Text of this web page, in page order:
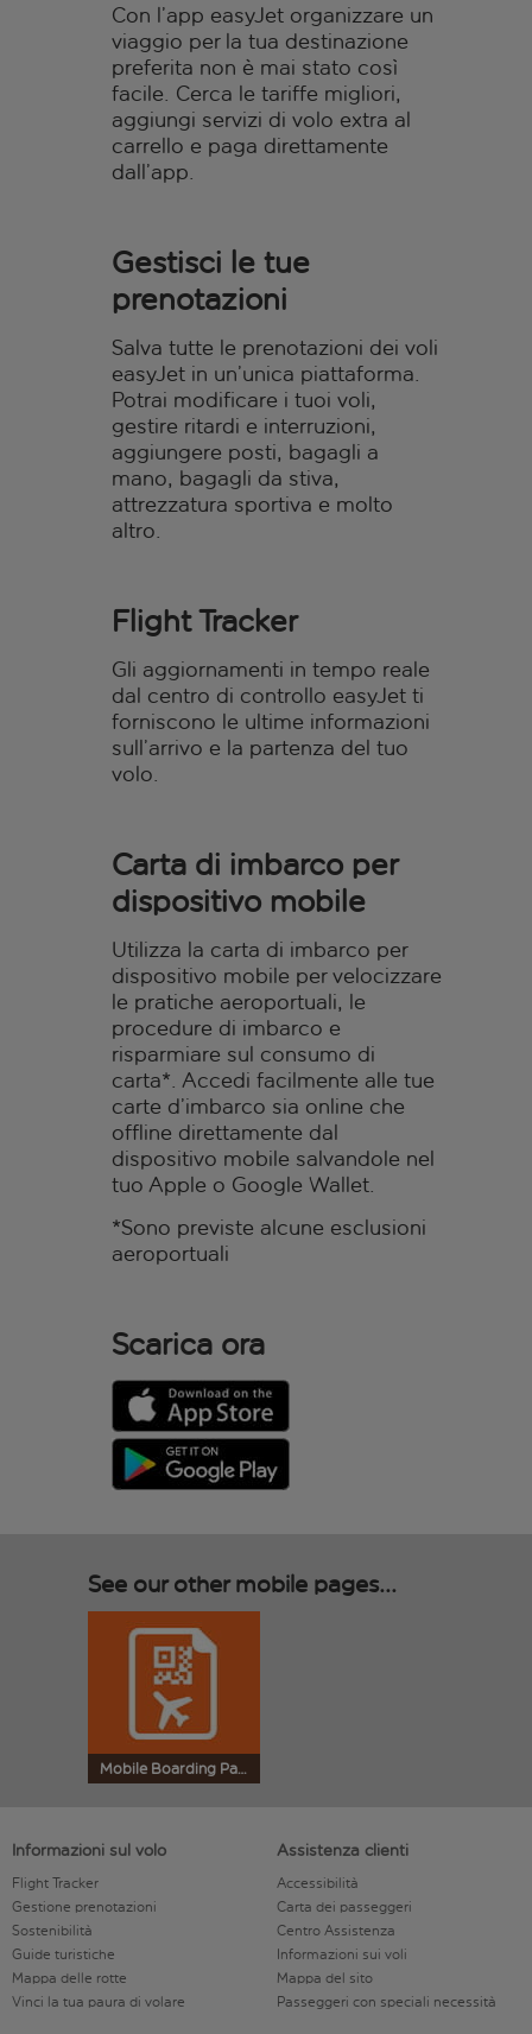
Con l’app easyJet organizzare un
viaggio per la tua destinazione
preferita non è mai stato così
facile. Cerca le tariffe migliori,
aggiungi servizi di volo extra al
carrello e paga direttamente
dall’app.
Gestisci le tue
prenotazioni
Salva tutte le prenotazioni dei voli
easyJet in un’unica piattaforma.
Potrai modificare i tuoi voli,
gestire ritardi e interruzioni,
aggiungere posti, bagagli a
mano, bagagli da stiva,
attrezzatura sportiva e molto
altro.
Flight Tracker
Gli aggiornamenti in tempo reale
dal centro di controllo easyJet ti
forniscono le ultime informazioni
sull’arrivo e la partenza del tuo
volo.
Carta di imbarco per
dispositivo mobile
Utilizza la carta di imbarco per
dispositivo mobile per velocizzare
le pratiche aeroportuali, le
procedure di imbarco e
risparmiare sul consumo di
carta*. Accedi facilmente alle tue
carte d’imbarco sia online che
offline direttamente dal
dispositivo mobile salvandole nel
tuo Apple o Google Wallet.
*Sono previste alcune esclusioni
aeroportuali
Scarica ora
See our other mobile pages...
Mobile Boarding Pass
Informazioni sul volo
Flight Tracker
Gestione prenotazioni
Sostenibilità
Guide turistiche
Mappa delle rotte
Vinci la tua paura di volare
Assistenza clienti
Accessibilità
Carta dei passeggeri
Centro Assistenza
Informazioni sui voli
Mappa del sito
Passeggeri con speciali necessità